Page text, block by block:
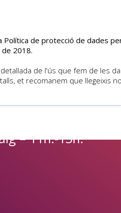
ACTIVITATS
D’AMOR I
– 11h.-13h.
de protecció de dades
2018.
de l'ús que fem de les
et recomanem que llegeixis